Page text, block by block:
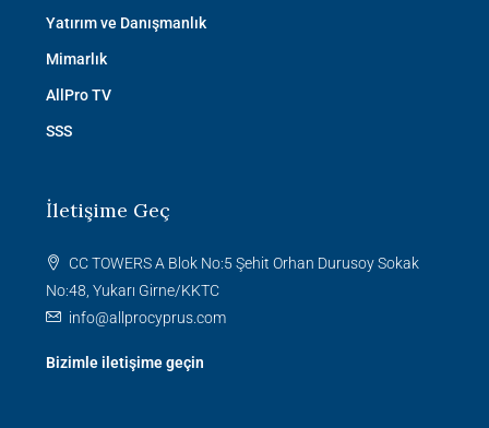
Yatırım ve Danışmanlık
Mimarlık
AllPro TV
SSS
İletişime Geç
CC TOWERS A Blok No:5 Şehit Orhan Durusoy Sokak
No:48, Yukarı Girne/KKTC
info@allprocyprus.com
Bizimle iletişime geçin